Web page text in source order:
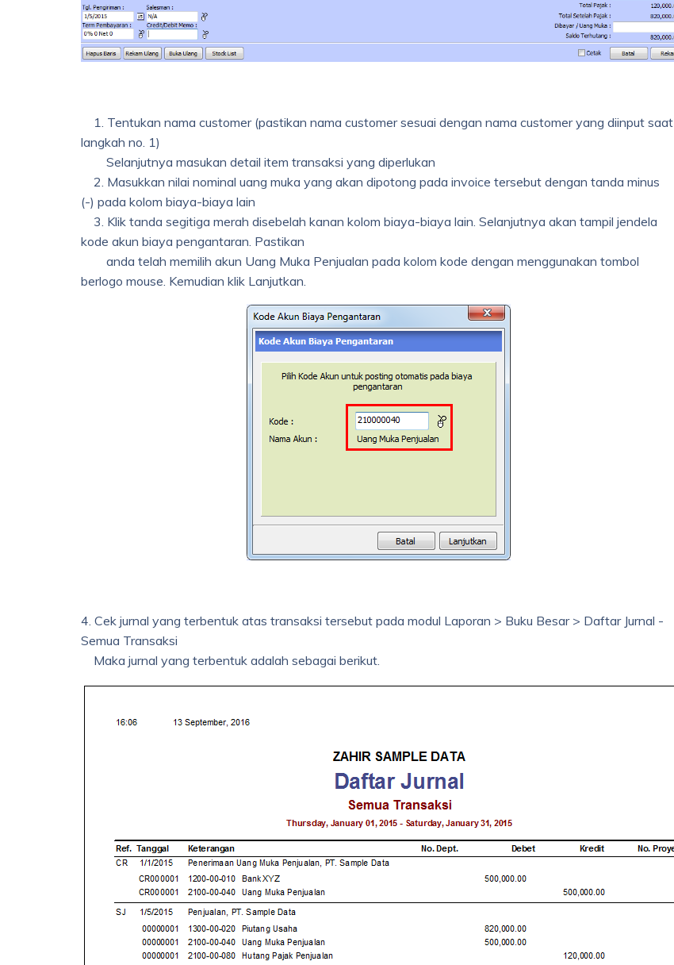
1. Tentukan nama customer (pastikan nama customer sesuai dengan nama customer yang diinput saat
langkah no. 1)
Selanjutnya masukan detail item transaksi yang diperlukan
2. Masukkan nilai nominal uang muka yang akan dipotong pada invoice tersebut dengan tanda minus
(-) pada kolom biaya-biaya lain
3. Klik tanda segitiga merah disebelah kanan kolom biaya-biaya lain. Selanjutnya akan tampil jendela
kode akun biaya pengantaran. Pastikan
anda telah memilih akun Uang Muka Penjualan pada kolom kode dengan menggunakan tombol
berlogo mouse. Kemudian klik Lanjutkan.
4. Cek jurnal yang terbentuk atas transaksi tersebut pada modul Laporan > Buku Besar > Daftar Jurnal -
Semua Transaksi
Maka jurnal yang terbentuk adalah sebagai berikut.